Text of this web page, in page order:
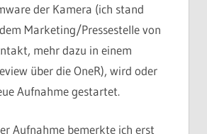
der Kamera (ich stand
Marketing/Pressestelle von
mehr dazu in einem
über die OneR), wird oder
Aufnahme gestartet.
Aufnahme bemerkte ich erst